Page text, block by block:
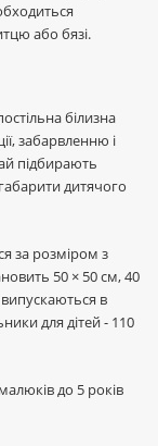
або бязі.
білизна
забарвленню і
підбирають
дитячого
за розміром з
50 × 50 см, 40
в
для дітей - 110
до 5 років